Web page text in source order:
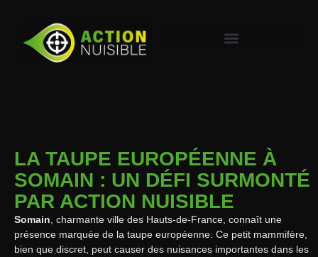
LA TAUPE EUROPÉENNE À
SOMAIN : UN DÉFI SURMONTÉ
PAR ACTION NUISIBLE
Somain , charmante ville des Hauts-de-France, connaît une
présence marquée de la taupe européenne. Ce petit mammifère,
bien que discret, peut causer des nuisances importantes dans les